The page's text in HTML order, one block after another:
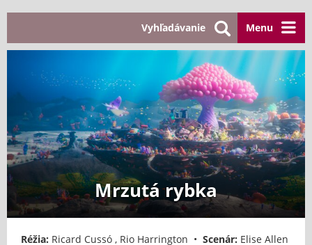
Menu
Vyhľadávanie
Mrzutá rybka
Réžia: Ricard Cussó , Rio Harrington • Scenár: Elise Allen